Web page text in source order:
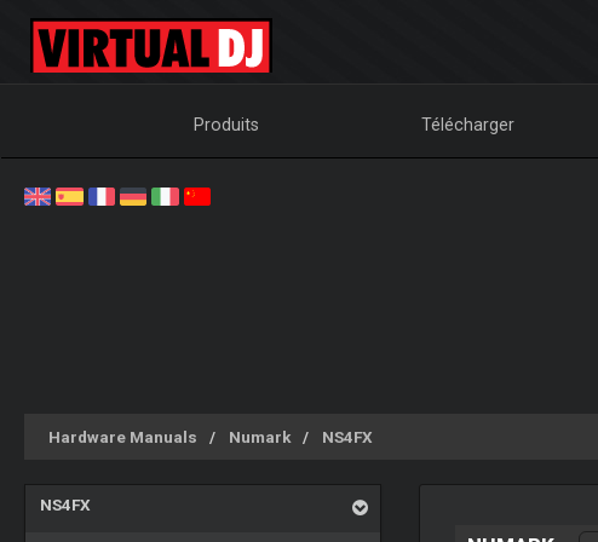
Produits Télécharger
Hardware Manuals Numark NS4FX
NS4FX